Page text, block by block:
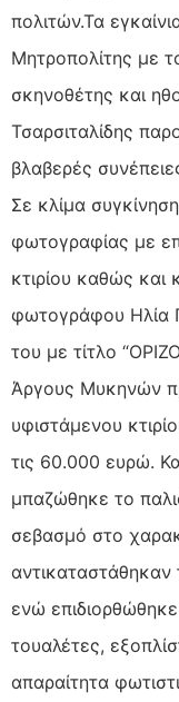
πολιτών.Τα
Μητροπολίτης με
σκηνοθέτης και
Τσαρσιταλίδης
βλαβερές
Σε κλίμα
φωτογραφίας με
κτιρίου καθώς και
φωτογράφου Ηλία
του με τίτλο
Άργους Μυκηνών
υφιστάμενου
τις 60.000 ευρώ.
μπαζώθηκε το
σεβασμό στο
ενώ
τουαλέτες,
απαραίτητα